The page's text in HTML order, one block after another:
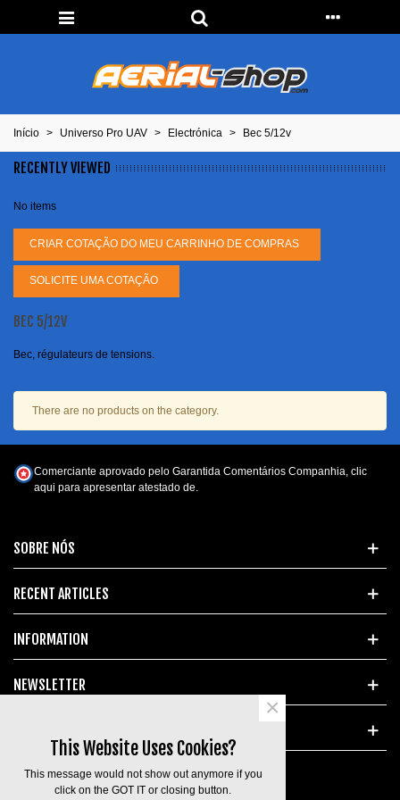
Início > Universo Pro UAV > Electrónica > Bec 5/12v
RECENTLY VIEWED
No items
CRIAR COTAÇÃO DO MEU CARRINHO DE COMPRAS
SOLICITE UMA COTAÇÃO
BEC 5/12V
Bec, régulateurs de tensions.
There are no products on the category.
SOBRE NÓS
RECENT ARTICLES
INFORMATION
NEWSLETTER
Comerciante aprovado pelo Garantida Comentários Companhia, clic
aqui para apresentar atestado de.
This Website Uses Cookies?
This message would not show out anymore if you
click on the GOT IT or closing button.
×